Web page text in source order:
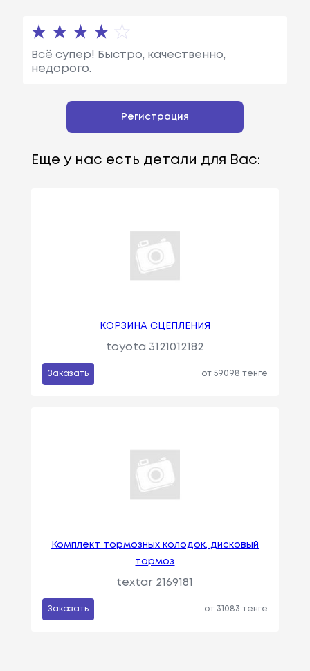
Всё супер! Быстро, качественно,
недорого.
Регистрация
Еще у нас есть детали для Вас:
КОРЗИНА СЦЕПЛЕНИЯ
toyota 3121012182
Заказать от 59098 тенге
Комплект тормозных колодок, дисковый
тормоз
textar 2169181
Заказать от 31083 тенге